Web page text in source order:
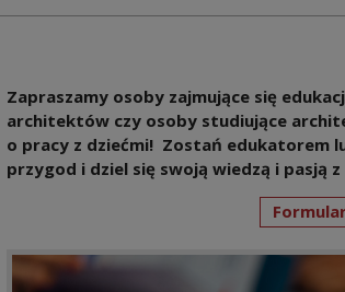
Zapraszamy osoby zajmujące się
architektów czy osoby studiujące
o pracy z dziećmi! Zostań edukatorem
przygod i dziel się swoją wiedzą i pasją z